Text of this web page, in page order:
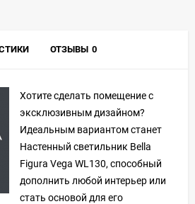
ОТЗЫВЫ 0
Хотите сделать помещение с
эксклюзивным дизайном?
Идеальным вариантом станет
Настенный светильник Bella
Figura Vega WL130, способный
дополнить любой интерьер или
стать основой для его